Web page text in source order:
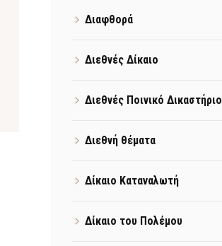
Διαφθορά
Διεθνές Δίκαιο
Διεθνές Ποινικό Δικαστήριο
Διεθνή θέματα
Δίκαιο Καταναλωτή
Δίκαιο του Πολέμου